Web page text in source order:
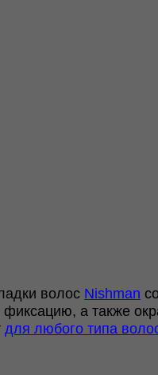
волос Nishman
а также
для любого типа